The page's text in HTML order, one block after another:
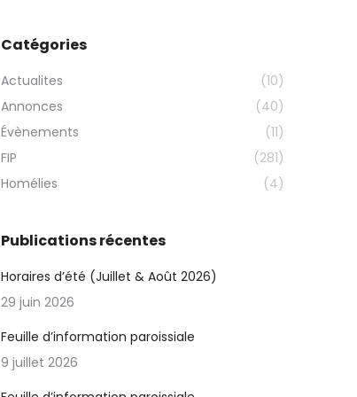
Catégories
Actualites
(10)
Annonces
(40)
Évènements
(11)
FIP
(281)
Homélies
(4)
Publications récentes
Horaires d’été (Juillet & Août 2026)
29 juin 2026
Feuille d’information paroissiale
9 juillet 2026